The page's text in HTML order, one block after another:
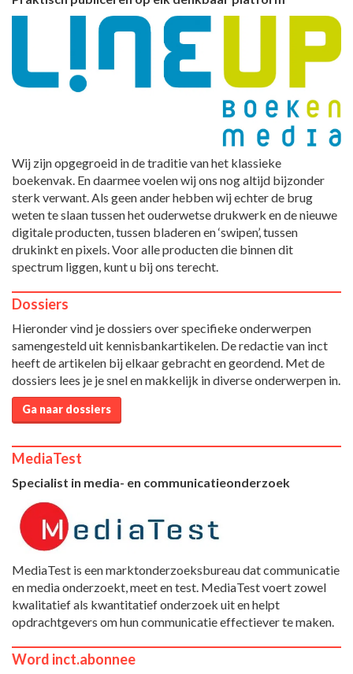
Wij zijn opgegroeid in de traditie van het klassieke
boekenvak. En daarmee voelen wij ons nog altijd bijzonder
sterk verwant. Als geen ander hebben wij echter de brug
weten te slaan tussen het ouderwetse drukwerk en de nieuwe
digitale producten, tussen bladeren en ‘swipen’, tussen
drukinkt en pixels. Voor alle producten die binnen dit
spectrum liggen, kunt u bij ons terecht.
Dossiers
Hieronder vind je dossiers over specifieke onderwerpen
samengesteld uit kennisbankartikelen. De redactie van inct
heeft de artikelen bij elkaar gebracht en geordend. Met de
dossiers lees je je snel en makkelijk in diverse onderwerpen in.
Ga naar dossiers
MediaTest
Specialist in media- en communicatieonderzoek
MediaTest is een marktonderzoeksbureau dat communicatie
en media onderzoekt, meet en test. MediaTest voert zowel
kwalitatief als kwantitatief onderzoek uit en helpt
opdrachtgevers om hun communicatie effectiever te maken.
Word inct.abonnee